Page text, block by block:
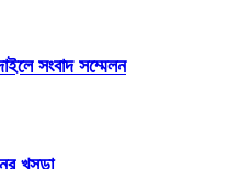
সংবাদ সম্মেলন